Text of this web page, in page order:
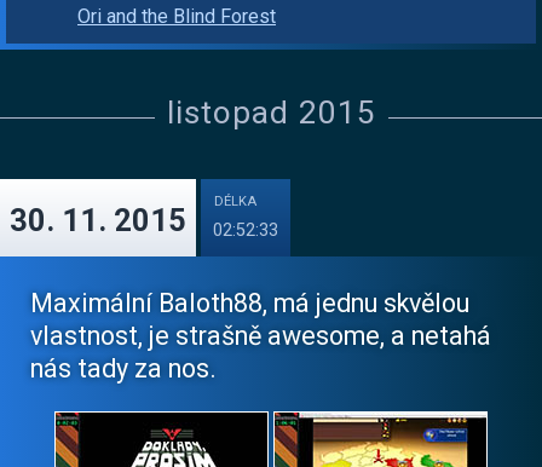
Ori and the Blind Forest
listopad 2015
30. 11. 2015
DÉLKA
02:52:33
Maximální Baloth88, má jednu skvělou
vlastnost, je strašně awesome, a netahá
nás tady za nos.